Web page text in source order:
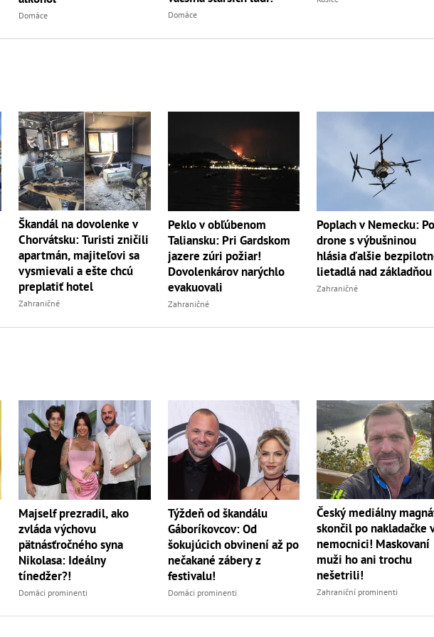
Domáce Domáce
Škandál na dovolenke v
Chorvátsku: Turisti zničili
apartmán, majiteľovi sa
vysmievali a ešte chcú
preplatiť hotel
Zahraničné
Peklo v obľúbenom
Taliansku: Pri Gardskom
jazere zúri požiar!
Dovolenkárov narýchlo
evakuovali
Zahraničné
Poplach v Nemecku:
drone s výbušninou
hlásia ďalšie
lietadlá nad základňou
Zahraničné
Majself prezradil, ako
zvláda výchovu
pätnásťročného syna
Nikolasa: Ideálny
tínedžer?!
Domáci prominenti
Týždeň od škandálu
Gáboríkovcov: Od
šokujúcich obvinení až po
nečakané zábery z
festivalu!
Domáci prominenti
Český mediálny
skončil po nakladačke
nemocnici! Maskovaní
muži ho ani trochu
nešetrili!
Zahraniční prominenti